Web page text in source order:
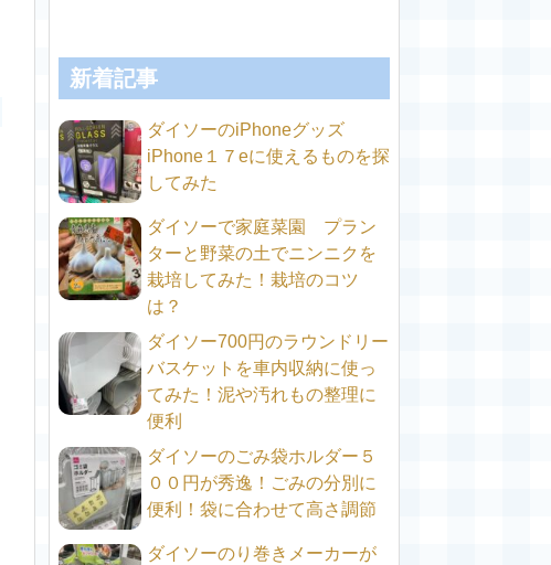
新着記事
ダイソーのiPhoneグッズ
iPhone１７eに使えるものを探
してみた
ダイソーで家庭菜園 プラン
ターと野菜の土でニンニクを
栽培してみた！栽培のコツ
は？
ダイソー700円のラウンドリー
バスケットを車内収納に使っ
てみた！泥や汚れもの整理に
便利
ダイソーのごみ袋ホルダー５
００円が秀逸！ごみの分別に
便利！袋に合わせて高さ調節
ダイソーのり巻きメーカーが